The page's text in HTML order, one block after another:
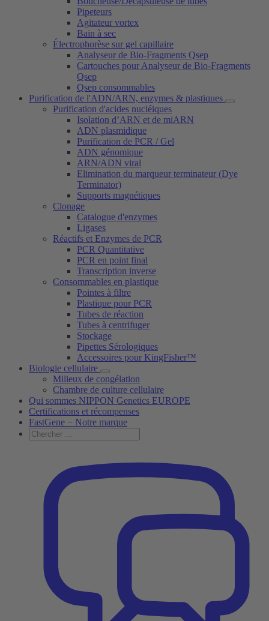
Pipeteurs
Agitateur vortex
Bain à sec
Électrophorèse sur gel capillaire
Analyseur de Bio-Fragments Qsep
Cartouches pour Analyseur de Bio-Fragments
Qsep
Qsep consommables
Purification de l'ADN/ARN, enzymes & plastiques
Purification d'acides nucléiques
Isolation d’ARN et de miARN
ADN plasmidique
Purification de PCR / Gel
ADN génomique
ARN/ADN viral
Elimination du marqueur terminateur (Dye
Terminator)
Supports magnétiques
Clonage
Catalogue d'enzymes
Ligases
Réactifs et Enzymes de PCR
PCR Quantitative
PCR en point final
Transcription inverse
Consommables en plastique
Pointes à filtre
Plastique pour PCR
Tubes de réaction
Tubes à centrifuger
Stockage
Pipettes Sérologiques
Accessoires pour KingFisher™
Biologie cellulaire
Milieux de congélation
Chambre de culture cellulaire
Qui sommes NIPPON Genetics EUROPE
Certifications et récompenses
FastGene − Notre marque